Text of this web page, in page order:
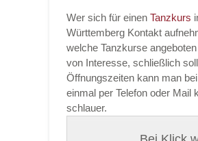
Wer sich für einen Tanzkurs
Württemberg Kontakt
welche Tanzkurse
von Interesse, schließlich
Öffnungszeiten kann man
einmal per Telefon oder
schlauer.